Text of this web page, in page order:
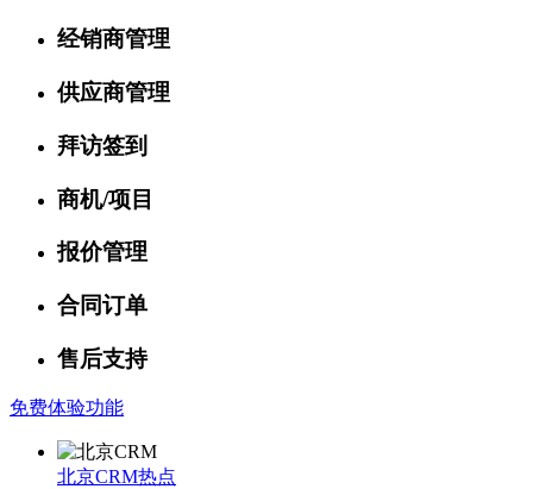
经销商管理
供应商管理
拜访签到
商机/项目
报价管理
合同订单
售后支持
免费体验功能
北京CRM热点